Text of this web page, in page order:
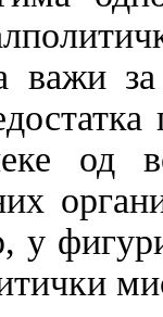
важи
од
у